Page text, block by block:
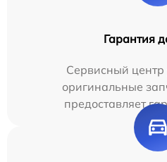
Гарантия
Сервисный центр
оригинальные
предоставляет